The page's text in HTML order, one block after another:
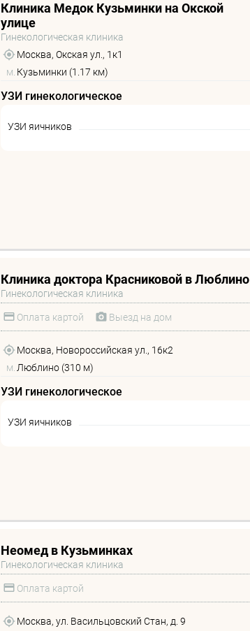
Клиника Медок Кузьминки на Окской
улице
Гинекологическая клиника
Москва, Окская ул., 1к1
м. Кузьминки (1.17 км)
УЗИ гинекологическое
УЗИ яичников
Клиника доктора Красниковой в Люблино
Гинекологическая клиника
Оплата картой Выезд на дом
Москва, Новороссийская ул., 16к2
м. Люблино (310 м)
УЗИ гинекологическое
УЗИ яичников
Неомед в Кузьминках
Гинекологическая клиника
Оплата картой
Москва, ул. Васильцовский Стан, д. 9